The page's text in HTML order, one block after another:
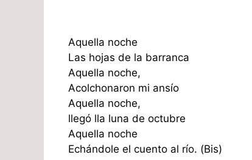
Aquella noche
Las hojas de la barranca
Aquella noche,
Acolchonaron mi ansío
Aquella noche,
llegó lla luna de octubre
Aquella noche
Echándole el cuento al río. (Bis)